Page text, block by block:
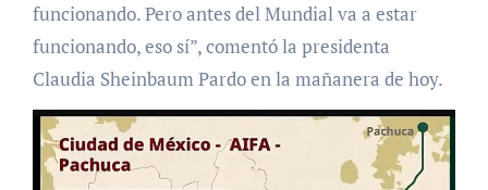
funcionando. Pero antes del Mundial va a estar
funcionando, eso sí”, comentó la presidenta
Claudia Sheinbaum Pardo en la mañanera de hoy.